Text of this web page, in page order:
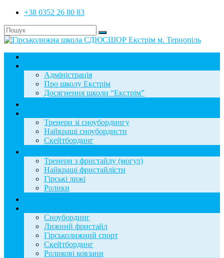
+38 0352 26 80 83
Адміністрація
Про школу Екстрім
Досягнення школи “Екстрім”
Тренери зі сноубордингу
Найкращі сноубордисти
Скейтбординг
Тренери з фристайлу (могул)
Найкращі фристайлісти
Гірські лижі
Ролики
Сноубординг
Лижний фристайл
Гірськолижний спорт
Скейтбординг
Роликові ковзани